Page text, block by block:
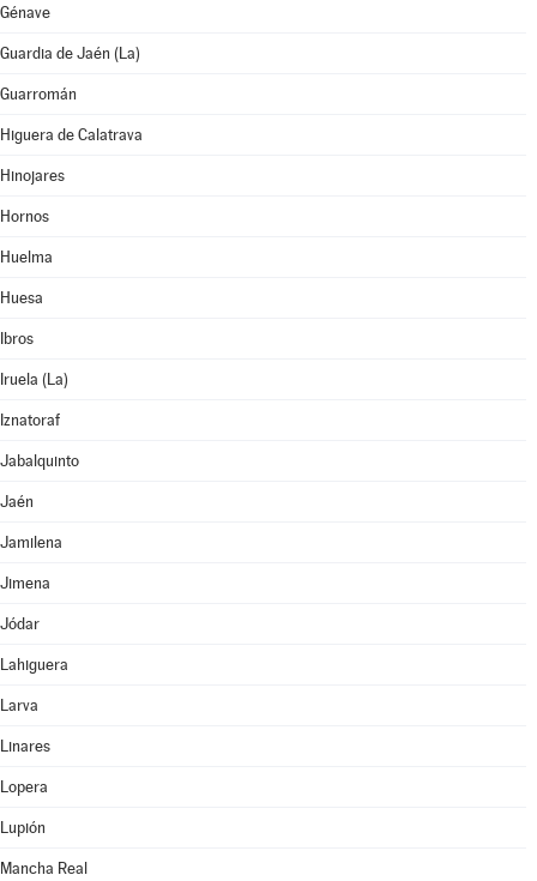
Génave
Guardia de Jaén (La)
Guarromán
Higuera de Calatrava
Hinojares
Hornos
Huelma
Huesa
Ibros
Iruela (La)
Iznatoraf
Jabalquinto
Jaén
Jamilena
Jimena
Jódar
Lahiguera
Larva
Linares
Lopera
Lupión
Mancha Real